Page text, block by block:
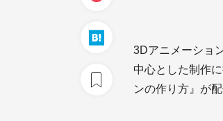
3Dアニメーショ
中心とした制作
ンの作り方』が